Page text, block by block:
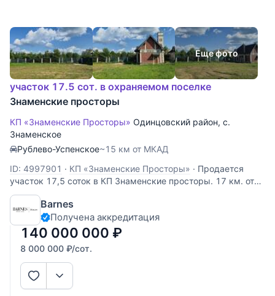
Еще фото
участок 17.5 сот. в охраняемом поселке
Знаменские просторы
КП «Знаменские Просторы» Одинцовский район, с.
Знаменское
Рублево-Успенское~15 км от МКАД
ID: 4997901 · КП «Знаменские Просторы» · Продается
участок 17,5 соток в КП Знаменские просторы. 17 км. от
МКАД по Рублево-Успенскому или Можайскому шоссе.
Есть выезд на платную скоростную дорогу. Назначение
земли ИЖС, участок правильной формы, в центре
коттеджного поселка. Коммуникации
Barnes
Получена аккредитация
140 000 000 ₽
8 000 000 ₽/сот.